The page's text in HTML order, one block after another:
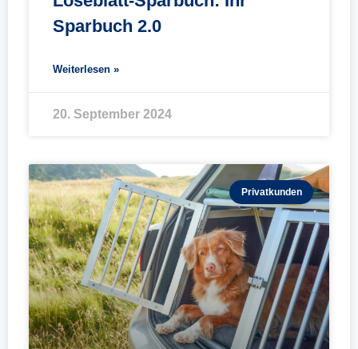
Sparbuch 2.0
Weiterlesen »
20. September 2024
Privatkunden